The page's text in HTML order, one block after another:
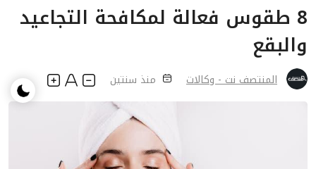
8 طقوس فعالة لمكافحة التجاعيد
والبقع
المنتصف نت - وكالات منذ سنتين